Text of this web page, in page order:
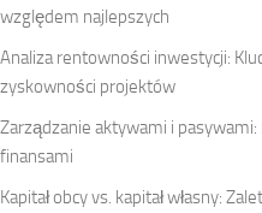
względem najlepszych
Analiza rentowności inwestycji:
zyskowności projektów
Zarządzanie aktywami i
finansami
Kapitał obcy vs. kapitał własny: